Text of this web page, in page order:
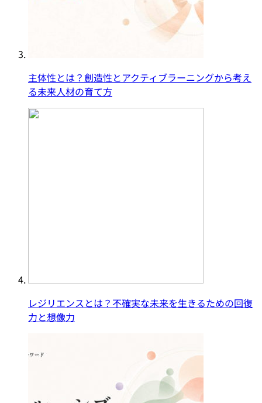
主体性とは？創造性とアクティブラーニングから考え
る未来人材の育て方
レジリエンスとは？不確実な未来を生きるための回復
力と想像力